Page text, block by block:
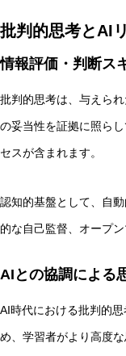
批判的思考とAI
情報評価・判断ス
批判的思考は、与えら
の妥当性を証拠に照ら
セスが含まれます。
認知的基盤として、自
的な自己監督、オープ
AIとの協調による
AI時代における批判的
め、学習者がより高度